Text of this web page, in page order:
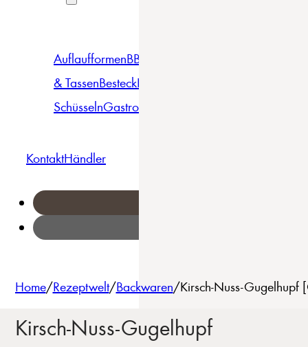
AuflaufformenBBQ
& TassenBesteckBowls &
SchüsselnGastro
KontaktHändler
Home/Rezeptwelt/Backwaren/Kirsch-Nuss-Gugelhupf
Kirsch-Nuss-Gugelhupf